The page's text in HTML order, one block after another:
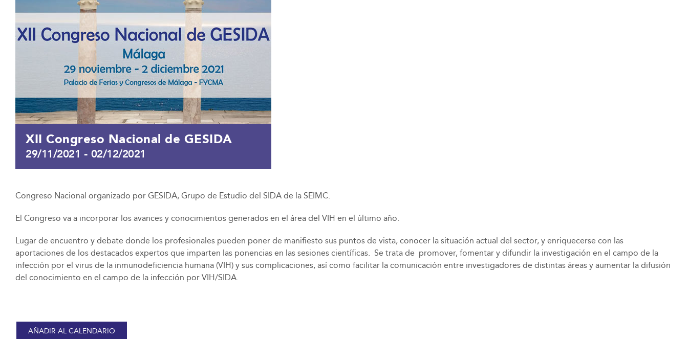
XII Congreso Nacional de GESIDA
29/11/2021 - 02/12/2021
Congreso Nacional organizado por GESIDA, Grupo de Estudio del SIDA de la SEIMC.
El Congreso va a incorporar los avances y conocimientos generados en el área del VIH en el último año.
Lugar de encuentro y debate donde los profesionales pueden poner de manifiesto sus puntos de vista, conocer la situación actual del sector, y enriquecerse con las
aportaciones de los destacados expertos que imparten las ponencias en las sesiones científicas. Se trata de promover, fomentar y difundir la investigación en el campo de la
infección por el virus de la inmunodeficiencia humana (VIH) y sus complicaciones, así como facilitar la comunicación entre investigadores de distintas áreas y aumentar la difusión
del conocimiento en el campo de la infección por VIH/SIDA.
AÑADIR AL CALENDARIO